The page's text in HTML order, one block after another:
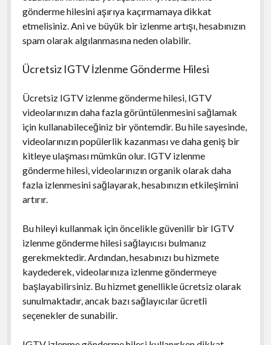
gönderme hilesini aşırıya kaçırmamaya dikkat
etmelisiniz. Ani ve büyük bir izlenme artışı, hesabınızın
spam olarak algılanmasına neden olabilir.
Ücretsiz IGTV İzlenme Gönderme Hilesi
Ücretsiz IGTV izlenme gönderme hilesi, IGTV
videolarınızın daha fazla görüntülenmesini sağlamak
için kullanabileceğiniz bir yöntemdir. Bu hile sayesinde,
videolarınızın popülerlik kazanması ve daha geniş bir
kitleye ulaşması mümkün olur. IGTV izlenme
gönderme hilesi, videolarınızın organik olarak daha
fazla izlenmesini sağlayarak, hesabınızın etkileşimini
artırır.
Bu hileyi kullanmak için öncelikle güvenilir bir IGTV
izlenme gönderme hilesi sağlayıcısı bulmanız
gerekmektedir. Ardından, hesabınızı bu hizmete
kaydederek, videolarınıza izlenme göndermeye
başlayabilirsiniz. Bu hizmet genellikle ücretsiz olarak
sunulmaktadır, ancak bazı sağlayıcılar ücretli
seçenekler de sunabilir.